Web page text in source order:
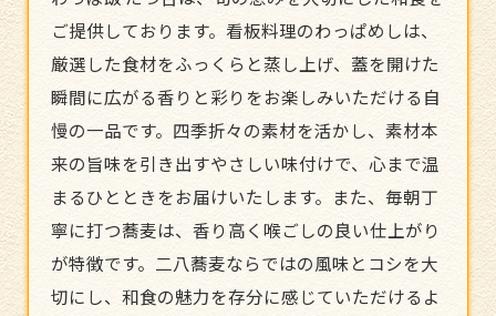
ご提供しております。看板料理のわっぱめしは、
厳選した食材をふっくらと蒸し上げ、蓋を開けた
瞬間に広がる香りと彩りをお楽しみいただける自
慢の一品です。四季折々の素材を活かし、素材本
来の旨味を引き出すやさしい味付けで、心まで温
まるひとときをお届けいたします。また、毎朝丁
寧に打つ蕎麦は、香り高く喉ごしの良い仕上がり
が特徴です。二八蕎麦ならではの風味とコシを大
切にし、 和食の魅力を存分に感じていただけるよ